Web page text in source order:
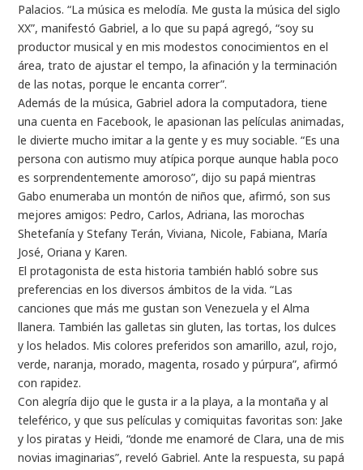
Palacios. “La música es melodía. Me gusta la música del siglo
XX”, manifestó Gabriel, a lo que su papá agregó, “soy su
productor musical y en mis modestos conocimientos en el
área, trato de ajustar el tempo, la afinación y la terminación
de las notas, porque le encanta correr”.
Además de la música, Gabriel adora la computadora, tiene
una cuenta en Facebook, le apasionan las películas animadas,
le divierte mucho imitar a la gente y es muy sociable. “Es una
persona con autismo muy atípica porque aunque habla poco
es sorprendentemente amoroso”, dijo su papá mientras
Gabo enumeraba un montón de niños que, afirmó, son sus
mejores amigos: Pedro, Carlos, Adriana, las morochas
Shetefanía y Stefany Terán, Viviana, Nicole, Fabiana, María
José, Oriana y Karen.
El protagonista de esta historia también habló sobre sus
preferencias en los diversos ámbitos de la vida. “Las
canciones que más me gustan son Venezuela y el Alma
llanera. También las galletas sin gluten, las tortas, los dulces
y los helados. Mis colores preferidos son amarillo, azul, rojo,
verde, naranja, morado, magenta, rosado y púrpura”, afirmó
con rapidez.
Con alegría dijo que le gusta ir a la playa, a la montaña y al
teleférico, y que sus películas y comiquitas favoritas son: Jake
y los piratas y Heidi, “donde me enamoré de Clara, una de mis
novias imaginarias”, reveló Gabriel. Ante la respuesta, su papá